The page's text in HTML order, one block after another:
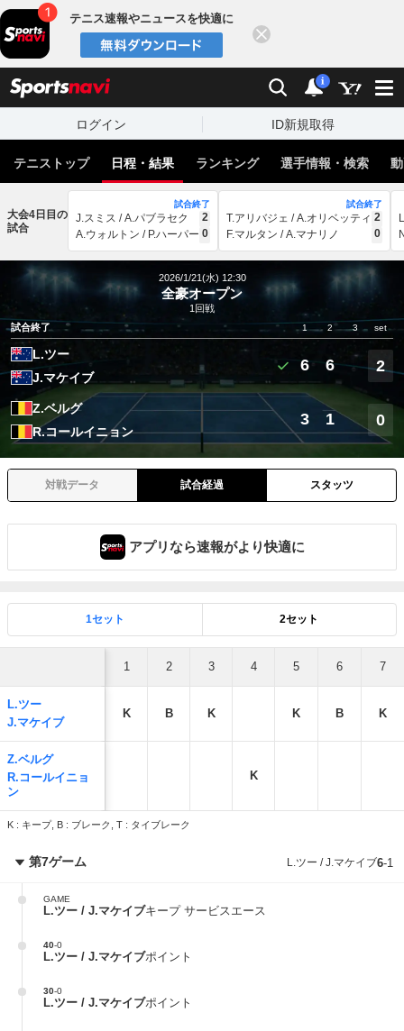
テニス速報やニュースを快適に
検索 通知
i
ログイン ID新規取得
テニストップ 日程・結果 ランキング 選手情報・検索
大会4日目の
試合
試合終了
J.スミス / A.パブラセク
2
A.ウォルトン / P.ハーパー 0
試合終了
T.アリバジェ / A.オリベッティ 2
F.マルタン / A.マナリノ
0
2026/1/21(水) 12:30
全豪オープン
1回戦
試合終了
1 2 3 set
L.ツー
J.マケイブ
6 6 2
Z.ベルグ
R.コールイニョン
3 1 0
対戦データ 試合経過 スタッツ
アプリなら速報がより快適に
1セット 2セット
1 2 3 4 5 6 7
L.ツー
J.マケイブ
K B K K B K
Z.ベルグ
R.コールイニョ
ン
K
K : キープ, B : ブレーク, T : タイブレーク
第7ゲーム L.ツー / J.マケイブ6-1
GAME
L.ツー / J.マケイブキープ サービスエース
40-0
L.ツー / J.マケイブポイント
30-0
L.ツー / J.マケイブポイント